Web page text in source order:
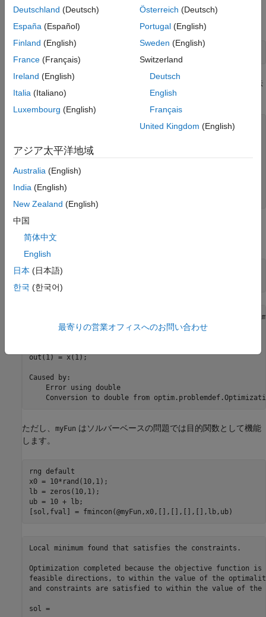
しかし、F が最適化式の場合は、optimexprを使用して初期化す
る必要があります。
このトピックでは、適切な初期化方法の例を示します。どの方法
も、内部ループを使用する関数の同じ例に基づいています。
out(1) = x(1);
for i = 2:10
end
最適化変数
と、次のようなエラーが発生します。
x = optimvar(
Unable to perform assignment because value of type
to 'double'.
out(1) = x(1);
Caused by:
    Error using double
Conversion to double from
ただし、 myFun はソルバーベースの問題では目的関数として機能
します。
rng default
x0 = 10*rand(10,1);
lb = zeros(10,1);
ub = 10 + lb;
[sol,fval] = fmincon(@myFun,x0,[],[],[],[],lb,ub)
Local minimum found that satisfies the constraints.
Optimization completed because the objective function
feasible directions, to within the value of the
and constraints are satisfied to within the value of the
sol =
Deutschland (Deutsch)
España (Español)
Finland (English)
France (Français)
Ireland (English)
Italia (Italiano)
Luxembourg (English)
Österreich (Deutsch)
Portugal(English)
Sweden (English)
Switzerland
Deutsch
English
Français
United Kingdom (English)
アジア太平洋地域
Australia (English)
India (English)
New Zealand (English)
中国
简体中文
English
日本 (日本語)
한국 (한국어)
最寄りの営業オフィスへのお問い合わせ